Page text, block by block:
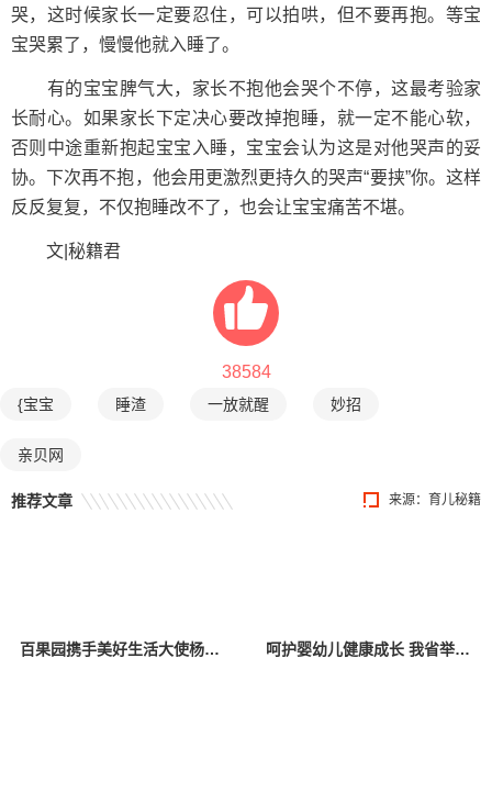
哭，这时候家长一定要忍住，可以拍哄，但不要再抱。等宝
宝哭累了，慢慢他就入睡了。
有的宝宝脾气大，家长不抱他会哭个不停，这最考验家
长耐心。如果家长下定决心要改掉抱睡，就一定不能心软，
否则中途重新抱起宝宝入睡，宝宝会认为这是对他哭声的妥
协。下次再不抱，他会用更激烈更持久的哭声“要挟”你。这样
反反复复，不仅抱睡改不了，也会让宝宝痛苦不堪。
文|秘籍君
38584
{宝宝 睡渣 一放就醒 妙招
亲贝网
来源：育儿秘籍
推荐文章
百果园携手美好生活大使杨幂，关爱中国儿童少年基金会困境儿童 呵护婴幼儿健康成长 我省举办托育服务宣传活动